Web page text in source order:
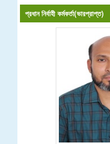
প্রধান নির্বাহী কর্মকর্তা(ভারপ্রাপ্ত)